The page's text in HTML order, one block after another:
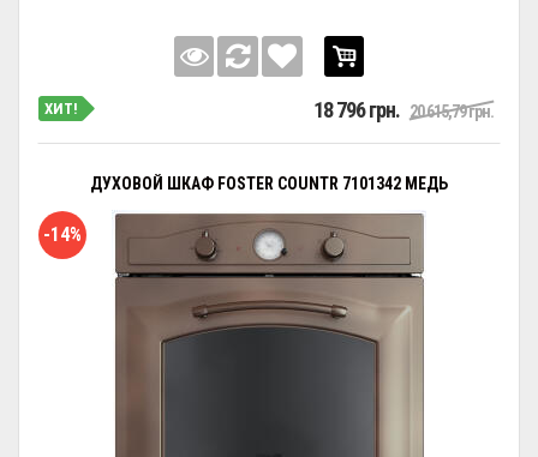
ХИТ! 18 796 грн. 20 615,79 грн.
ДУХОВОЙ ШКАФ FOSTER COUNTR 7101342 МЕДЬ
-14%